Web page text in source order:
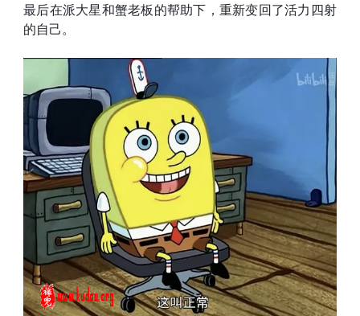
最后在派大星和蟹老板的帮助下，重新变回了活力四射
的自己。